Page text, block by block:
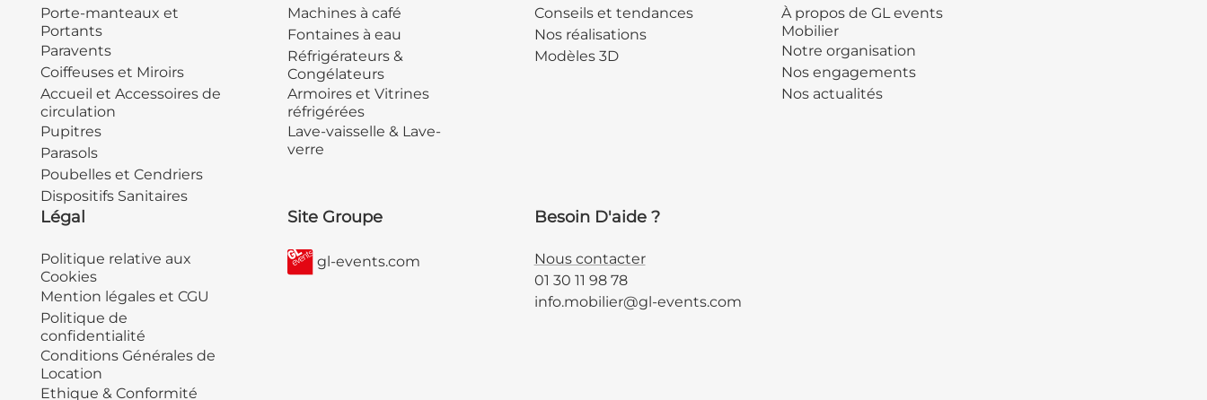
Porte-manteaux et
Portants
Paravents
Coiffeuses et Miroirs
Accueil et Accessoires de
circulation
Pupitres
Parasols
Poubelles et Cendriers
Dispositifs Sanitaires
Machines à café
Fontaines à eau
Réfrigérateurs &
Congélateurs
Armoires et Vitrines
réfrigérées
Lave-vaisselle & Lave-
verre
Conseils et tendances
Nos réalisations
Modèles 3D
À propos de GL events
Mobilier
Notre organisation
Nos engagements
Nos actualités
Légal
Politique relative aux
Cookies
Mention légales et CGU
Politique de
confidentialité
Conditions Générales de
Location
Ethique & Conformité
Site Groupe
gl-events.com
Besoin D'aide ?
Nous contacter
01 30 11 98 78
info.mobilier@gl-events.com